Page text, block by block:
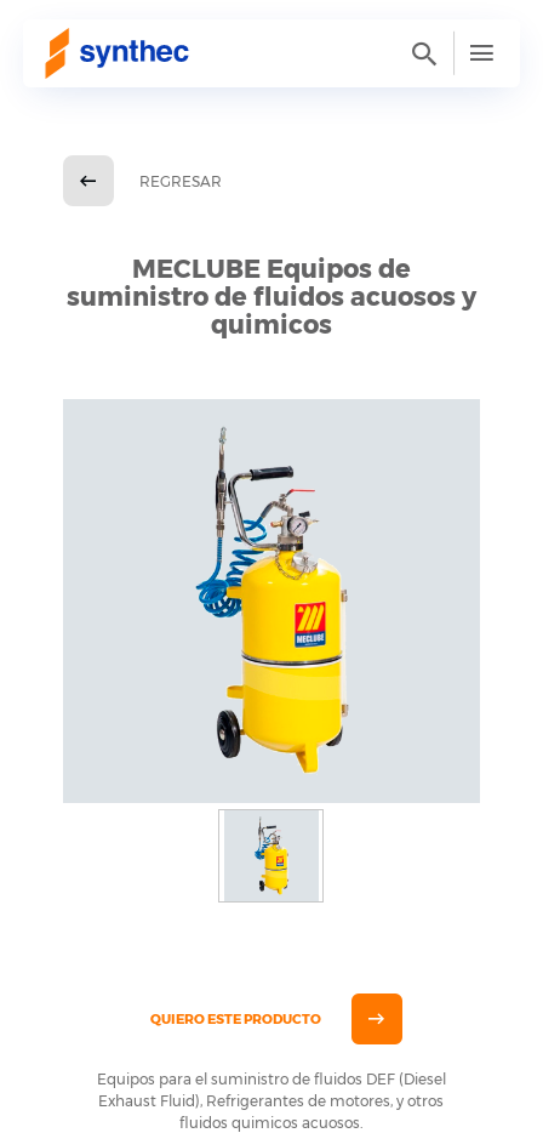
REGRESAR
MECLUBE Equipos de
suministro de fluidos acuosos y
quimicos
QUIERO ESTE PRODUCTO
Equipos para el suministro de fluidos DEF (Diesel
Exhaust Fluid), Refrigerantes de motores, y otros
fluidos quimicos acuosos.